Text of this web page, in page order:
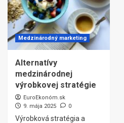
Medzinárodný marketing
Alternatívy
medzinárodnej
výrobkovej stratégie
EuroEkonóm.sk
9. mája 2025
0
Výrobková stratégia a